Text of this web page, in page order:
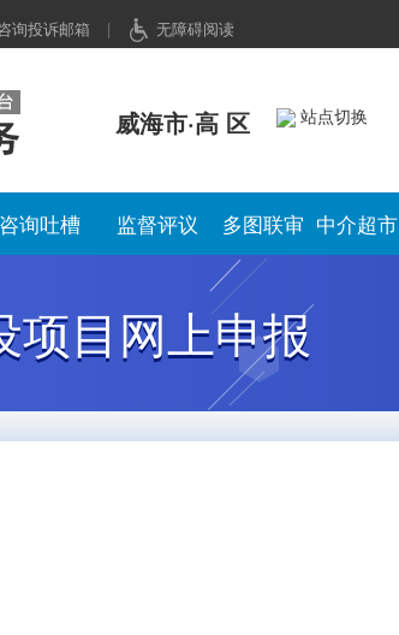
询投诉邮箱 | 无障碍阅读
威海市·高 区 站点切换
咨询吐槽 监督评议 多图联审 中介超市
项目网上申报